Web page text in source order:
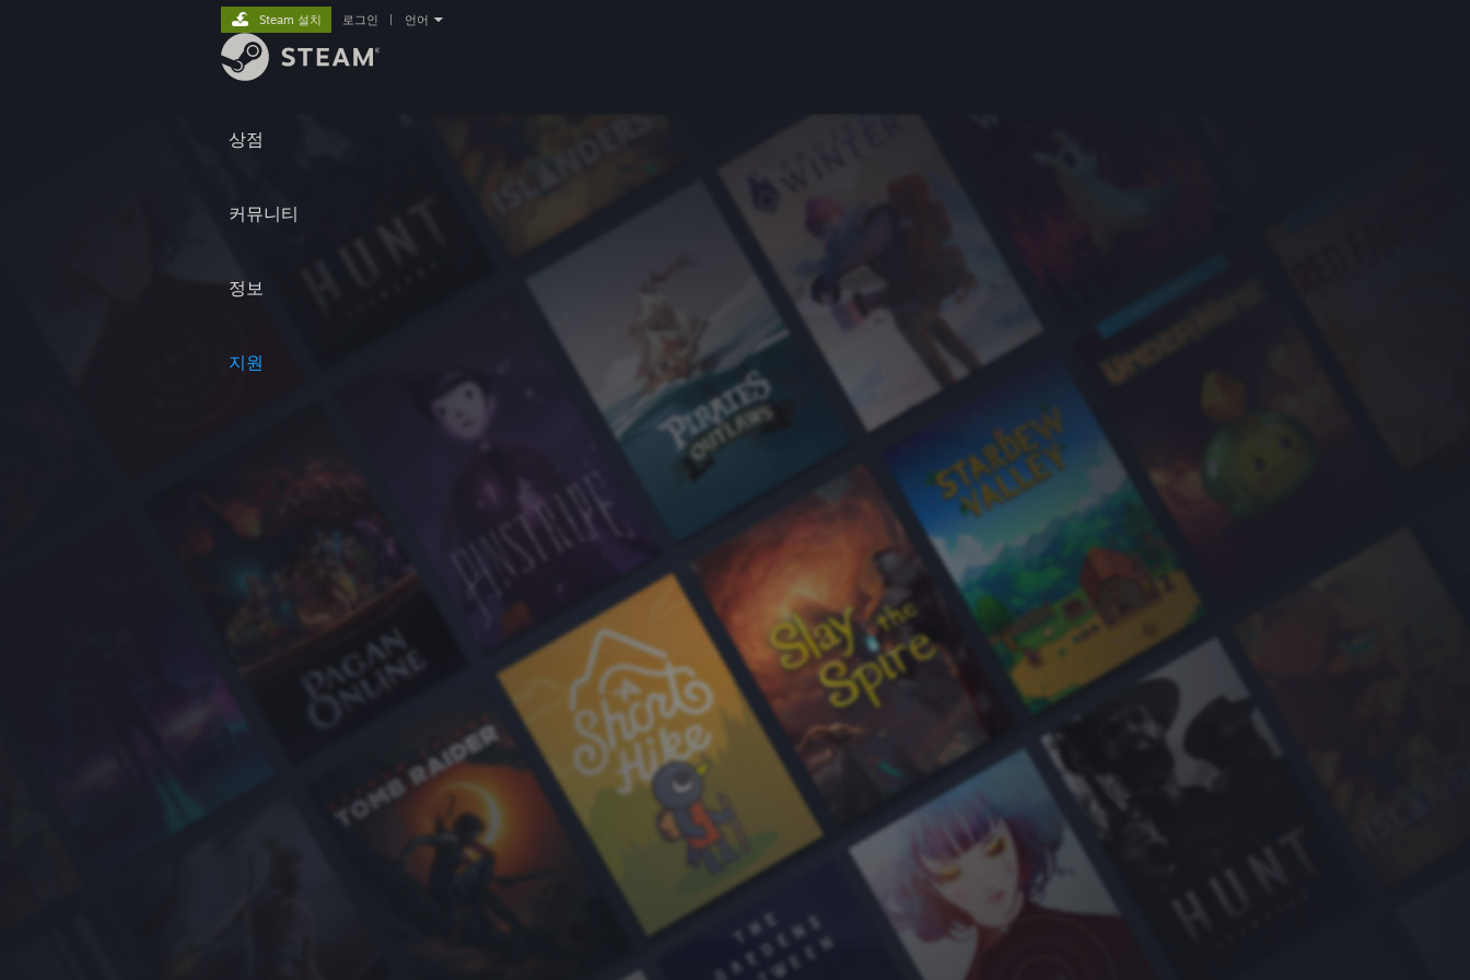
상점
커뮤니티
정보
지원
Steam 설치 로그인 언어